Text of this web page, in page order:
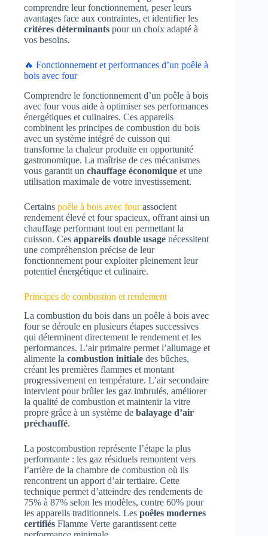
comprendre leur fonctionnement, peser leurs
avantages face aux contraintes, et identifier les
critères déterminants pour un choix adapté à
vos besoins.
🔥 Fonctionnement et performances d’un poêle à
bois avec four
Comprendre le fonctionnement d’un poêle à bois
avec four vous aide à optimiser ses performances
énergétiques et culinaires. Ces appareils
combinent les principes de combustion du bois
avec un système intégré de cuisson qui
transforme la chaleur produite en opportunité
gastronomique. La maîtrise de ces mécanismes
vous garantit un chauffage économique et une
utilisation maximale de votre investissement.
Certains poêle à bois avec fourassocient
rendement élevé et four spacieux, offrant ainsi un
chauffage performant tout en permettant la
cuisson. Ces appareils double usage nécessitent
une compréhension précise de leur
fonctionnement pour exploiter pleinement leur
potentiel énergétique et culinaire.
Principes de combustion et rendement
La combustion du bois dans un poêle à bois avec
four se déroule en plusieurs étapes successives
qui déterminent directement le rendement et les
performances. L’air primaire permet l’allumage et
alimente la combustion initiale des bûches,
créant les premières flammes et montant
progressivement en température. L’air secondaire
intervient pour brûler les gaz imbrulés, améliorer
la qualité de combustion et maintenir la vitre
propre grâce à un système de balayage d’air
préchauffé.
La postcombustion représente l’étape la plus
performante : les gaz résiduels remontent vers
l’arrière de la chambre de combustion où ils
rencontrent un apport d’air tertiaire. Cette
technique permet d’atteindre des rendements de
75% à 87% selon les modèles, contre 60% pour
les appareils traditionnels. Les poêles modernes
certifiés Flamme Verte garantissent cette